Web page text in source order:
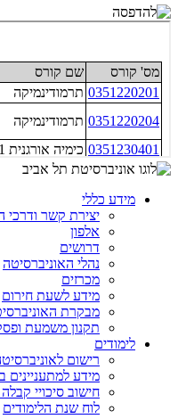
מידע כללי
יצירת קשר ודרכי
אלפון
דרושים
נהלי האוניברסיטה
מכרזים
מידע לשעת חירום
מבקרת
תקנון משמעת
לימודים
רישום
מידע למתעניינים
חישוב סיכויי
לוח שנת הלימודים